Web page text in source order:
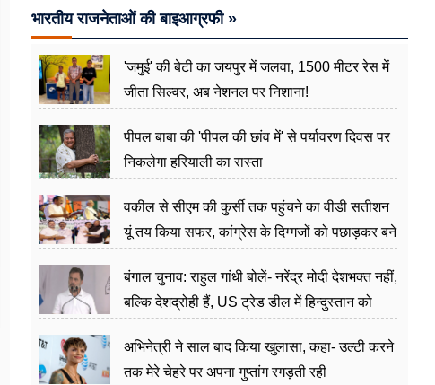
भारतीय राजनेताओं की बाइआग्रफी »
'जमुई' की बेटी का जयपुर में जलवा, 1500 मीटर रेस में
जीता सिल्वर, अब नेशनल पर निशाना!
पीपल बाबा की 'पीपल की छांव में' से पर्यावरण दिवस पर
निकलेगा हरियाली का रास्ता
वकील से सीएम की कुर्सी तक पहुंचने का वीडी सतीशन
यूं तय किया सफर, कांग्रेस के दिग्गजों को पछाड़कर बने
बंगाल चुनाव: राहुल गांधी बोलें- नरेंद्र मोदी देशभक्त नहीं,
बल्कि देशद्रोही हैं, US ट्रेड डील में हिन्दुस्तान को
अभिनेत्री ने साल बाद किया खुलासा, कहा- उल्टी करने
तक मेरे चेहरे पर अपना गुप्तांग रगड़ती रही